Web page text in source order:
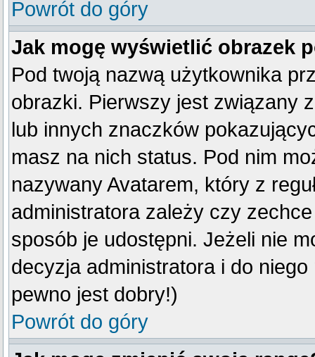
Powrót do góry
Jak mogę wyświetlić obrazek
Pod twoją nazwą użytkownika
obrazki. Pierwszy jest związany
lub innych znaczków
masz na nich status. Pod nim
nazywany Avatarem, który z
administratora zależy czy
sposób je udostępni. Jeżeli nie
decyzja administratora i do
pewno jest dobry!)
Powrót do góry